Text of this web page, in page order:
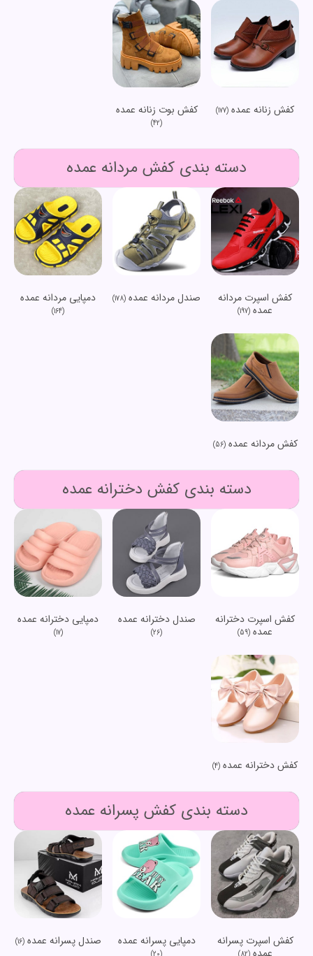
کفش زنانه عمده (177) کفش بوت زنانه عمده
(42)
دسته بندی کفش مردانه عمده
کفش اسپرت مردانه
عمده (197)
صندل مردانه عمده (178) دمپایی مردانه عمده
(164)
کفش مردانه عمده(56)
دسته بندی کفش دخترانه عمده
کفش اسپرت دخترانه
عمده (59)
صندل دخترانه عمده
(26)
دمپایی دخترانه عمده
(17)
کفش دخترانه عمده (4)
دسته بندی کفش پسرانه عمده
کفش اسپرت پسرانه
دمپایی پسرانه عمده صندل پسرانه عمده(16)